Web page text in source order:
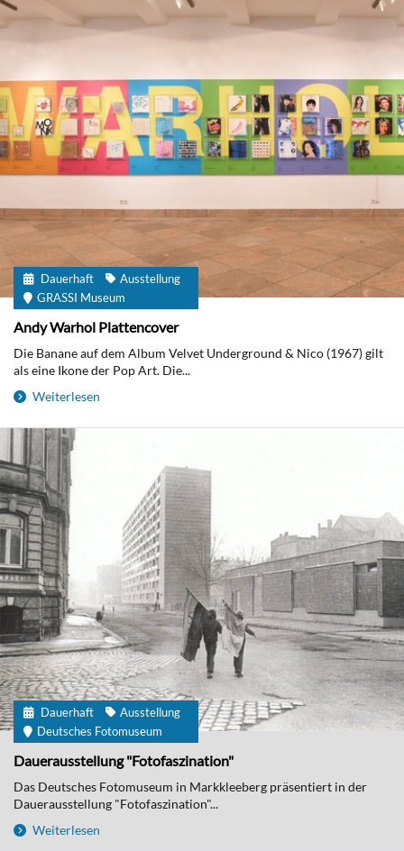
Dauerhaft
Ausstellung
GRASSI Museum
Andy Warhol Plattencover
Die Banane auf dem Album Velvet Underground & Nico (1967) gilt
als eine Ikone der Pop Art. Die...
Weiterlesen
Dauerhaft
Ausstellung
Deutsches Fotomuseum
Dauerausstellung "Fotofaszination"
Das Deutsches Fotomuseum in Markkleeberg präsentiert in der
Dauerausstellung "Fotofaszination"...
Weiterlesen